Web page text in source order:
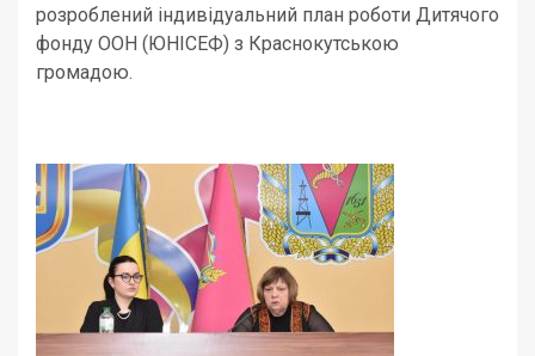
розроблений індивідуальний план роботи Дитячого
фонду ООН (ЮНІСЕФ) з Краснокутською
громадою.